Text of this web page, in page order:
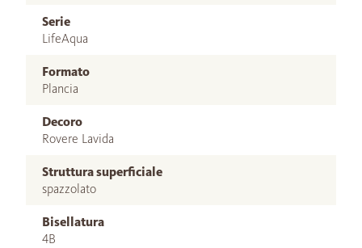
Serie
LifeAqua
Formato
Plancia
Decoro
Rovere Lavida
Struttura superficiale
spazzolato
Bisellatura
4B